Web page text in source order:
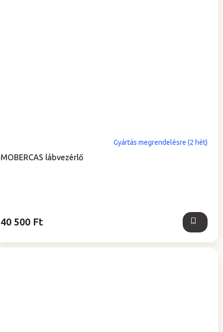
MOBERCAS lábvezérlő
Gyártás megrendelésre (2 hét)
40 500 Ft